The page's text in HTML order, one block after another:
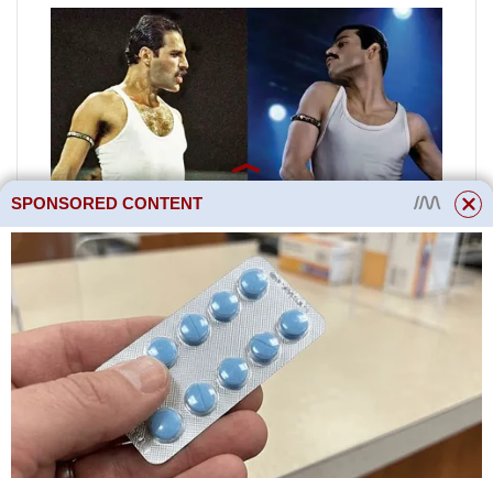
SPONSORED CONTENT